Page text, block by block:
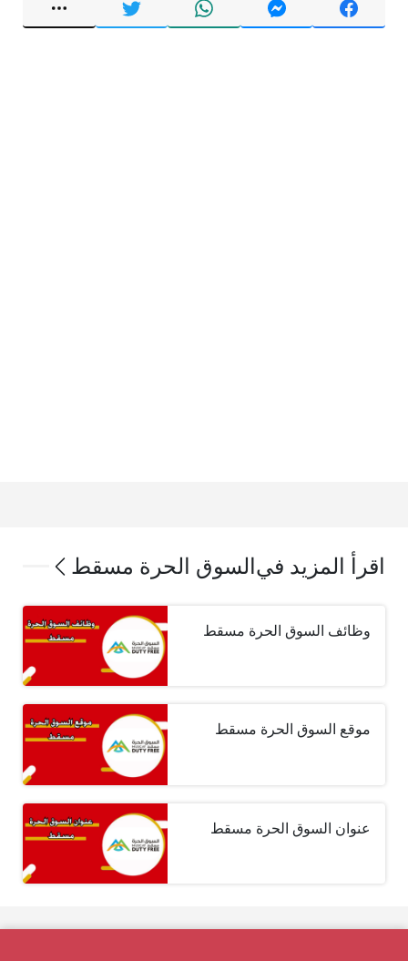
اقرأ المزيد في السوق الحرة مسقط
وظائف السوق الحرة مسقط
موقع السوق الحرة مسقط
عنوان السوق الحرة مسقط